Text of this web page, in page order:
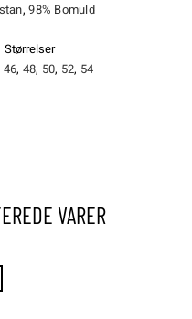
,98% Bomuld
Størrelser
46, 48, 50, 52, 54
VARER